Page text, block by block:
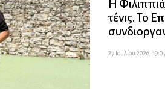
Η
τένις. Το
27 Ιουλίου 2026,